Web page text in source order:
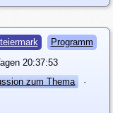
Programm
20:37:53
zum Thema
·